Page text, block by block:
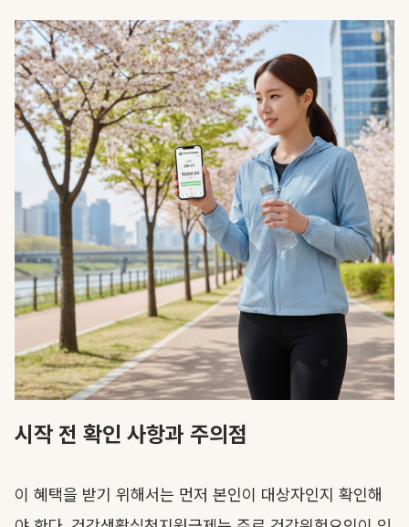
시작 전 확인 사항과 주의점
이 혜택을 받기 위해서는 먼저 본인이 대상자인지 확인해